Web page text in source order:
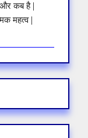
और कब है |
महत्व |